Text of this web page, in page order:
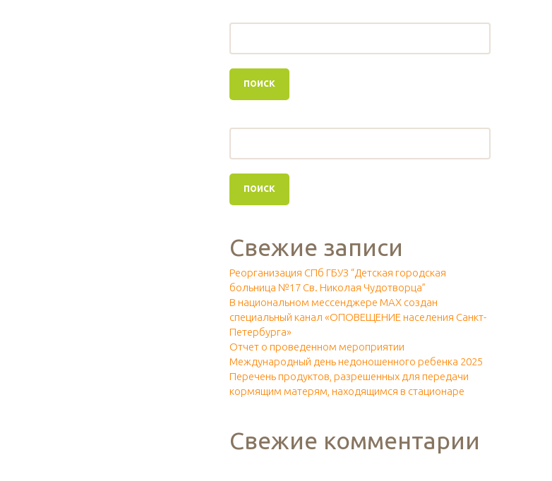
Свежие записи
Реорганизация СПб ГБУЗ “Детская городская
больница №17 Св. Николая Чудотворца”
В национальном мессенджере МАХ создан
специальный канал «ОПОВЕЩЕНИЕ населения Санкт-
Петербурга»
Отчет о проведенном мероприятии
Международный день недоношенного ребенка 2025
Перечень продуктов, разрешенных для передачи
кормящим матерям, находящимся в стационаре
Свежие комментарии